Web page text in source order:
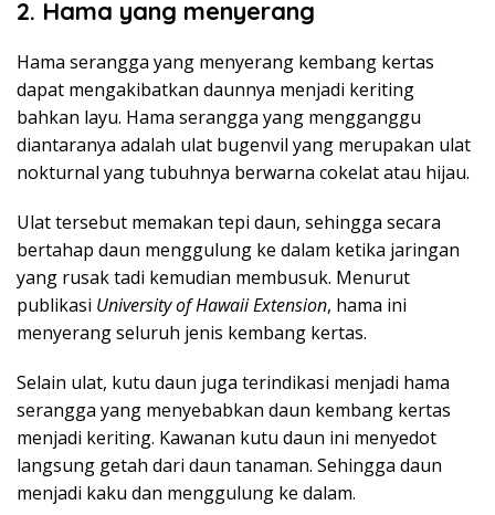
2. Hama yang menyerang
Hama serangga yang menyerang kembang kertas
dapat mengakibatkan daunnya menjadi keriting
bahkan layu. Hama serangga yang mengganggu
diantaranya adalah ulat bugenvil yang merupakan ulat
nokturnal yang tubuhnya berwarna cokelat atau hijau.
Ulat tersebut memakan tepi daun, sehingga secara
bertahap daun menggulung ke dalam ketika jaringan
yang rusak tadi kemudian membusuk. Menurut
publikasi University of Hawaii Extension, hama ini
menyerang seluruh jenis kembang kertas.
Selain ulat, kutu daun juga terindikasi menjadi hama
serangga yang menyebabkan daun kembang kertas
menjadi keriting. Kawanan kutu daun ini menyedot
langsung getah dari daun tanaman. Sehingga daun
menjadi kaku dan menggulung ke dalam.